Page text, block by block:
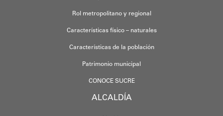
Rol metropolitano y regional
Características físico – naturales
Características de la población
Patrimonio municipal
CONOCE SUCRE
ALCALDÍA